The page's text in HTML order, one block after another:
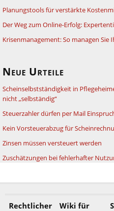
Planungstools für verstärkte
Der Weg zum Online-Erfolg:
Krisenmanagement: So managen
Neue Urteile
Scheinselbstständigkeit in
nicht „selbständig“
Steuerzahler dürfen per Mail
Kein Vorsteuerabzug für
Zinsen müssen versteuert werden
Zuschätzungen bei fehlerhafter
Rechtlicher
Wiki für